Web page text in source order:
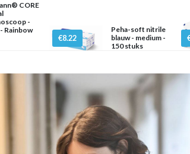
CORE
-
Rainbow
€8.22
Peha-soft nitrile
blauw - medium -
150 stuks